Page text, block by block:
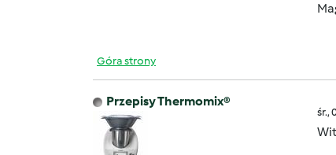
Góra strony
Przepisy Thermomix®
śr.,